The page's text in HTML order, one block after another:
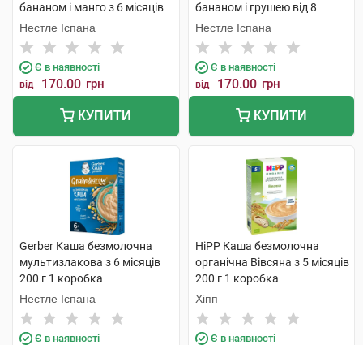
бананом і манго з 6 місяців
240 г 1 коробка
Нестле Іспана
Є в наявності
від 170.00 грн
КУПИТИ
бананом і грушею від 8
місяців 240 г 1 коробка
Нестле Іспана
Є в наявності
від 170.00 грн
КУПИТИ
Gerber Каша безмолочна
мультизлакова з 6 місяців
200 г 1 коробка
Нестле Іспана
Є в наявності
HiPP Каша безмолочна
органічна Вівсяна з 5 місяців
200 г 1 коробка
Хіпп
Є в наявності